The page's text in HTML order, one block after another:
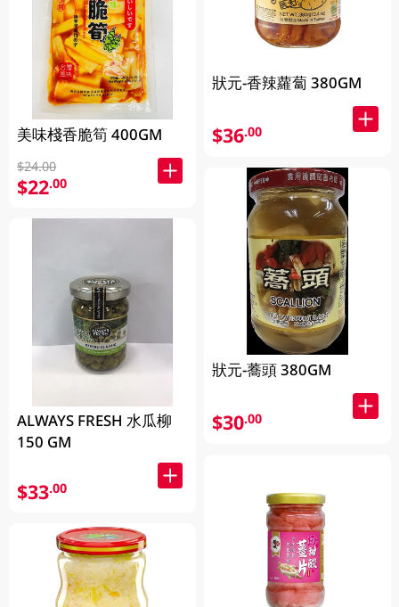
美味棧香脆筍 400GM
$24.00
$22.00
ALWAYS FRESH 水瓜柳
150 GM
$33.00
狀元-香辣蘿蔔 380GM
$36.00
狀元-蕎頭 380GM
$30.00